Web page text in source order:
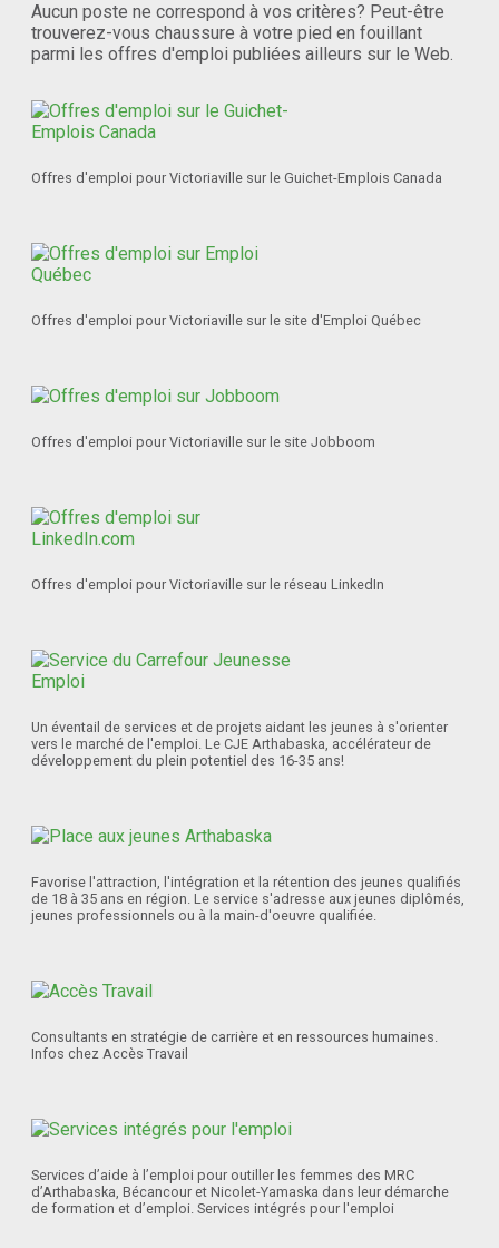
Aucun poste ne correspond à vos critères? Peut-être
trouverez-vous chaussure à votre pied en fouillant
parmi les offres d'emploi publiées ailleurs sur le Web.
Offres d'emploi pour Victoriaville sur le Guichet-Emplois Canada
Offres d'emploi pour Victoriaville sur le site d'Emploi Québec
Offres d'emploi pour Victoriaville sur le site Jobboom
Offres d'emploi pour Victoriaville sur le réseau LinkedIn
Un éventail de services et de projets aidant les jeunes à s'orienter
vers le marché de l'emploi. Le CJE Arthabaska, accélérateur de
développement du plein potentiel des 16-35 ans!
Favorise l'attraction, l'intégration et la rétention des jeunes qualifiés
de 18 à 35 ans en région. Le service s'adresse aux jeunes diplômés,
jeunes professionnels ou à la main-d'oeuvre qualifiée.
Consultants en stratégie de carrière et en ressources humaines.
Infos chez Accès Travail
Services d’aide à l’emploi pour outiller les femmes des MRC
d’Arthabaska, Bécancour et Nicolet-Yamaska dans leur démarche
de formation et d’emploi. Services intégrés pour l'emploi